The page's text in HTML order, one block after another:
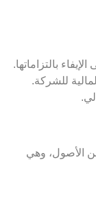
بالتزاماتها.
للشركة.
وهي